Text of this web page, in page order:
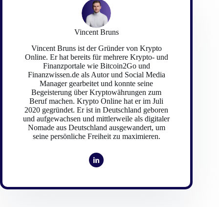
Vincent Bruns
Vincent Bruns ist der Gründer von Krypto
Online. Er hat bereits für mehrere Krypto- und
Finanzportale wie Bitcoin2Go und
Finanzwissen.de als Autor und Social Media
Manager gearbeitet und konnte seine
Begeisterung über Kryptowährungen zum
Beruf machen. Krypto Online hat er im Juli
2020 gegründet. Er ist in Deutschland geboren
und aufgewachsen und mittlerweile als digitaler
Nomade aus Deutschland ausgewandert, um
seine persönliche Freiheit zu maximieren.